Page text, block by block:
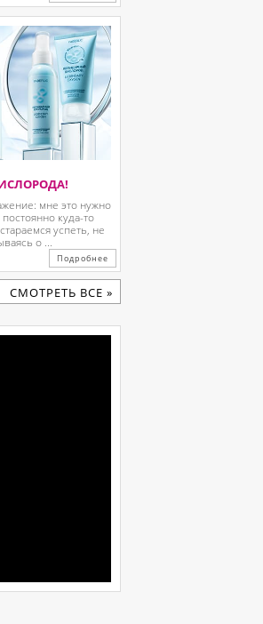
мне это нужно
куда-то
успеть, не
о ...
Подробнее
CМОТРЕТЬ ВСЕ »